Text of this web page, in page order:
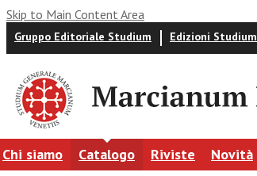
Skip to Main Content Area
Gruppo Editoriale Studium Edizioni Studium
Chi siamo Catalogo Riviste Novità